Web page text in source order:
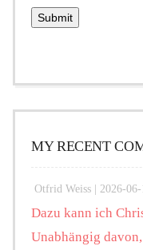
MY RECENT
Otfrid Weiss | 2026-
Dazu kann ich
Unabhängig davon,